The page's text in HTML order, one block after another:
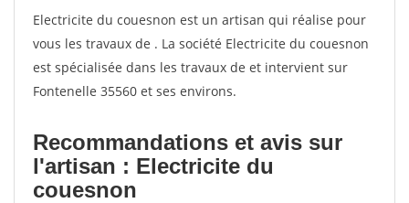
Electricite du couesnon est un artisan qui réalise pour
vous les travaux de . La société Electricite du couesnon
est spécialisée dans les travaux de et intervient sur
Fontenelle 35560 et ses environs.
Recommandations et avis sur
l'artisan : Electricite du
couesnon